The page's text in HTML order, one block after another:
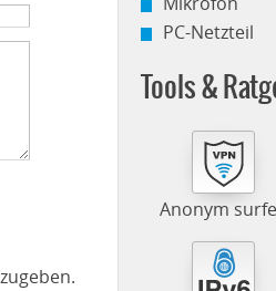
PC-Netzteil
Tools &
Anonym